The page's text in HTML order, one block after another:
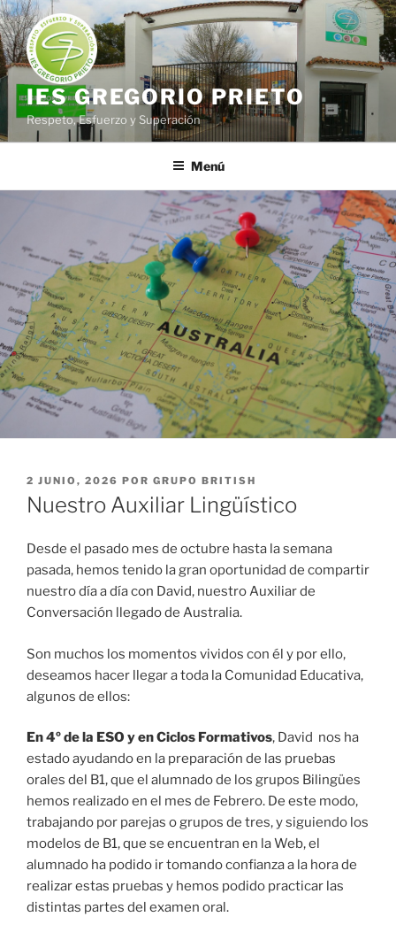
Saltar
al
contenido
IES GREGORIO PRIETO
Respeto, Esfuerzo y Superación
Menú
PUBLICADO
EL
2 JUNIO, 2026 POR GRUPO BRITISH
Nuestro Auxiliar Lingüístico
Desde el pasado mes de octubre hasta la semana
pasada, hemos tenido la gran oportunidad de compartir
nuestro día a día con David, nuestro Auxiliar de
Conversación llegado de Australia.
Son muchos los momentos vividos con él y por ello,
deseamos hacer llegar a toda la Comunidad Educativa,
algunos de ellos:
En 4º de la ESO y en Ciclos Formativos, David nos ha
estado ayudando en la preparación de las pruebas
orales del B1, que el alumnado de los grupos Bilingües
hemos realizado en el mes de Febrero. De este modo,
trabajando por parejas o grupos de tres, y siguiendo los
modelos de B1, que se encuentran en la Web, el
alumnado ha podido ir tomando confianza a la hora de
realizar estas pruebas y hemos podido practicar las
distintas partes del examen oral.